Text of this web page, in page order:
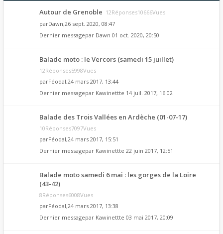
Autour de Grenoble 12Réponses10666Vues
parDawn,26 sept. 2020, 08:47
Dernier messagepar Dawn 01 oct. 2020, 20:50
Balade moto : le Vercors (samedi 15 juillet)
12Réponses5998Vues
parFéodal,24 mars 2017, 13:44
Dernier messagepar Kawinettte 14 juil. 2017, 16:02
Balade des Trois Vallées en Ardèche (01-07-17)
10Réponses7097Vues
parFéodal,24 mars 2017, 15:51
Dernier messagepar Kawinettte 22 juin 2017, 12:51
Balade moto samedi 6 mai : les gorges de la Loire
(43-42)
8Réponses6008Vues
parFéodal,24 mars 2017, 13:38
Dernier messagepar Kawinettte 03 mai 2017, 20:09